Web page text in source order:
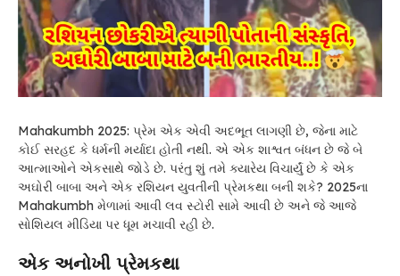
Mahakumbh 2025: પ્રેમ એક એવી અદભૂત લાગણી છે, જેના માટે
કોઈ સરહદ કે ધર્મની મર્યાદા હોતી નથી. એ એક શાશ્વત બંધન છે જે બે
આત્માઓને એકસાથે જોડે છે. પરંતુ શું તમે ક્યારેય વિચાર્યું છે કે એક
અઘોરી બાબા અને એક રશિયન યુવતીની પ્રેમકથા બની શકે? 2025ના
Mahakumbh મેળામાં આવી લવ સ્ટોરી સામે આવી છે અને જે આજે
સોશિયલ મીડિયા પર ધૂમ મચાવી રહી છે.
એક અનોખી પ્રેમકથા